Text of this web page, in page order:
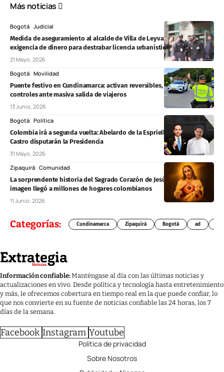
Más noticias
Bogotá Judicial
Medida de aseguramiento al alcalde de Villa de Leyva por presunta
exigencia de dinero para destrabar licencia urbanística
21 Mayo, 2026
Bogotá Movilidad
Puente festivo en Cundinamarca: activan reversibles, drones y
controles ante masiva salida de viajeros
13 Junio, 2026
Bogotá Política
Colombia irá a segunda vuelta: Abelardo de la Espriella e Iván Cepeda
Castro disputarán la Presidencia
31 Mayo, 2026
Zipaquirá Comunidad
La sorprendente historia del Sagrado Corazón de Jesús: cómo una
imagen llegó a millones de hogares colombianos
11 Junio, 2026
Categorías: Cundinamarca Zipaquirá Bogotá ad
Información confiable:Manténgase al día con las últimas noticias y
actualizaciones en vivo. Desde política y tecnología hasta entretenimiento
y más, le ofrecemos cobertura en tiempo real en la que puede confiar, lo
que nos convierte en su fuente de noticias confiable las 24 horas, los 7
días de la semana.
Facebook Instagram Youtube
Política de privacidad
Sobre Nosotros